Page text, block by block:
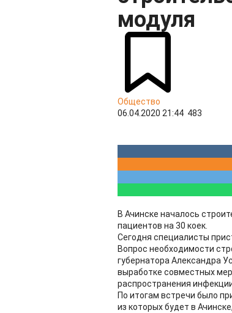
модуля
Общество
06.04.2020 21:44 483
В Ачинске началось
пациентов на 30 коек.
Сегодня специалисты
Вопрос необходимости
губернатора Александра
выработке совместных
распространения
По итогам встречи было
из которых будет в